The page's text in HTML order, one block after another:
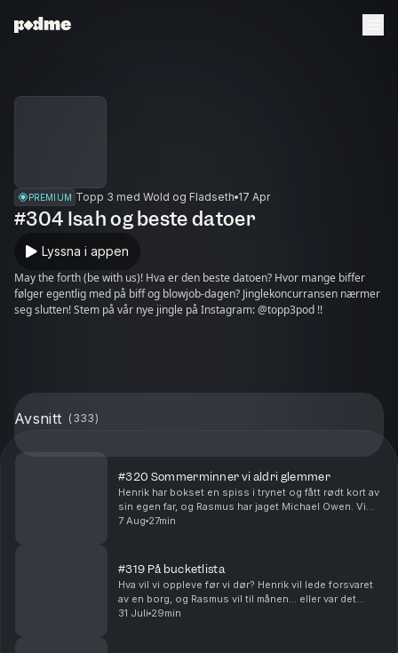
PREMIUM Topp 3 med Wold og Fladseth 17 Apr
#304 Isah og beste datoer
Lyssna i appen
May the forth (be with us)! Hva er den beste datoen? Hvor mange biffer
følger egentlig med på biff og blowjob-dagen? Jinglekoncurransen nærmer
seg slutten! Stem på vår nye jingle på Instagram: @topp3pod !!
Avsnitt ( 333)
#320 Sommerminner vi aldri glemmer
Henrik har bokset en spiss i trynet og fått rødt kort av
sin egen far, og Rasmus har jaget Michael Owen. Vi
mimrer tilbake til somrene vi aldri glemmer og noen
7 Aug 27min
#319 På bucketlista
Hva vil vi oppleve før vi dør? Henrik vil lede forsvaret
av en borg, og Rasmus vil til månen… eller var det
Mars? Dream big or go home!
31 Juli 29min